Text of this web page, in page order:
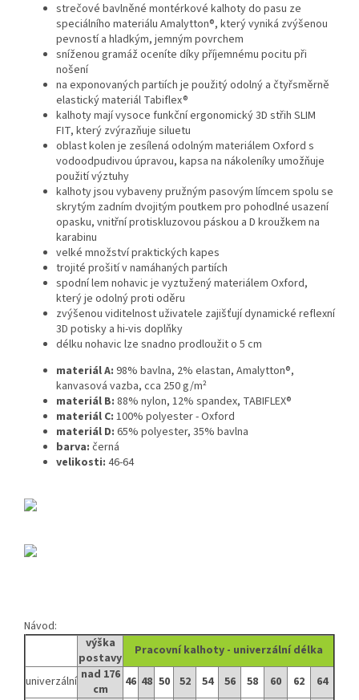
strečové bavlněné montérkové kalhoty do pasu ze
speciálního materiálu Amalytton®, který vyniká zvýšenou
pevností a hladkým, jemným povrchem
sníženou gramáž oceníte díky příjemnému pocitu při
nošení
na exponovaných partiích je použitý odolný a čtyřsměrně
elastický materiál Tabiflex®
kalhoty mají vysoce funkční ergonomický 3D střih SLIM
FIT, který zvýrazňuje siluetu
oblast kolen je zesílená odolným materiálem Oxford s
vodoodpudivou úpravou, kapsa na nákoleníky umožňuje
použití výztuhy
kalhoty jsou vybaveny pružným pasovým límcem spolu se
skrytým zadním dvojitým poutkem pro pohodlné usazení
opasku, vnitřní protiskluzovou páskou a D kroužkem na
karabinu
velké množství praktických kapes
trojité prošití v namáhaných partiích
spodní lem nohavic je vyztužený materiálem Oxford,
který je odolný proti oděru
zvýšenou viditelnost uživatele zajišťují dynamické reflexní
3D potisky a hi-vis doplňky
délku nohavic lze snadno prodloužit o 5 cm
materiál A: 98% bavlna, 2% elastan, Amalytton®,
kanvasová vazba, cca 250 g/m²
materiál B: 88% nylon, 12% spandex, TABIFLEX®
materiál C: 100% polyester - Oxford
materiál D: 65% polyester, 35% bavlna
barva: černá
velikosti: 46-64
Návod:
výška
postavy
Pracovní kalhoty - univerzální délka
univerzální nad 176
cm
46 48 50 52 54 56 58 60 62
64